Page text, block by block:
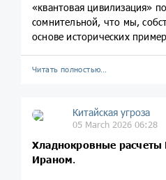
«квантовая цивилизация»
сомнительной, что мы,
основе исторических
Читать полностью…
Китайская угроза
05 March 2026 06:28
Хладнокровные
Ираном.